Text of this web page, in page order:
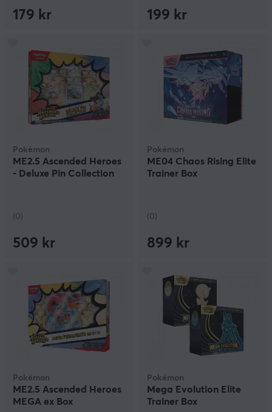
179 kr 199 kr
Pokémon
ME2.5 Ascended Heroes
- Deluxe Pin Collection
(0)
509 kr
Pokémon
ME04 Chaos Rising Elite
Trainer Box
(0)
899 kr
Pokémon
ME2.5 Ascended Heroes
MEGA ex Box
Pokémon
Mega Evolution Elite
Trainer Box